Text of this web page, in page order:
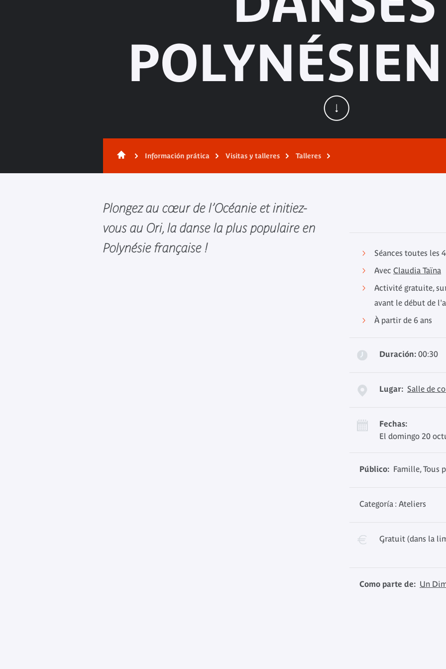
Información prática Visitas y talleres Talleres
Plongez au cœur de l’Océanie et initiez-
vous au Ori, la danse la plus populaire en
Polynésie française !
Séances toutes les
Avec Claudia Taïna
Activité gratuite,
avant le début de
À partir de 6 ans
Duración: 00:30
Lugar: Salle de
Fechas:
El domingo 20
Público: Famille, Tous
Categoría : Ateliers
Gratuit (dans la
Como parte de: Un